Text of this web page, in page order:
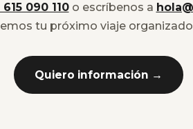
090 110o escríbenos a
tu próximo viaje
Quiero información →